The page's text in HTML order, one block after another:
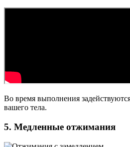
Во время выполнения
вашего тела.
5. Медленные отжимания